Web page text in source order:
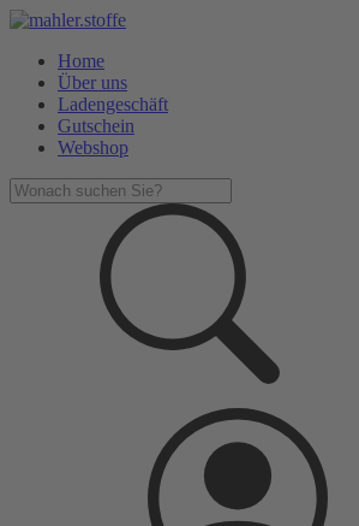
Home
Über uns
Ladengeschäft
Gutschein
Webshop